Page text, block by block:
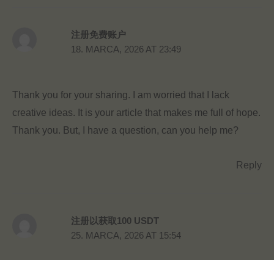
注册免费账户
18. MARCA, 2026 AT 23:49
Thank you for your sharing. I am worried that I lack
creative ideas. It is your article that makes me full of hope.
Thank you. But, I have a question, can you help me?
Reply
注册以获取100 USDT
25. MARCA, 2026 AT 15:54